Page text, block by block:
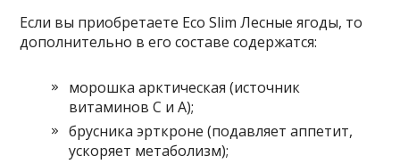
Если вы приобретаете Eco Slim Лесные ягоды, то
дополнительно в его составе содержатся:
морошка арктическая (источник
витаминов С и А);
брусника эрткроне (подавляет аппетит,
ускоряет метаболизм);